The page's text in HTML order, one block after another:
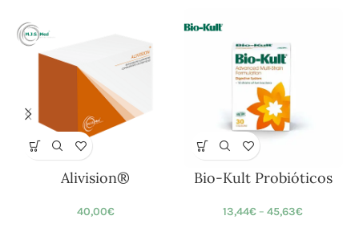
Alivision®
40,00€
Bio-Kult Probióticos
13,44€ – 45,63€